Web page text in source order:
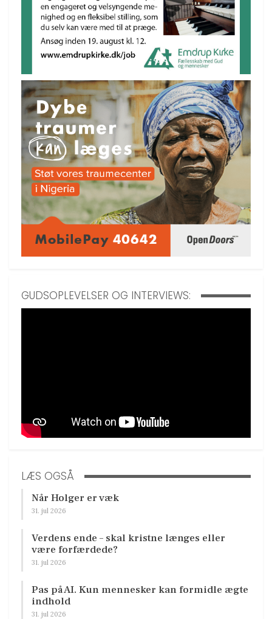
GUDSOPLEVELSER OG INTERVIEWS:
LÆS OGSÅ
Når Holger er væk
31. jul 2026
Verdens ende – skal kristne længes eller
være forfærdede?
31. jul 2026
Pas på AI. Kun mennesker kan formidle ægte
indhold
31. jul 2026